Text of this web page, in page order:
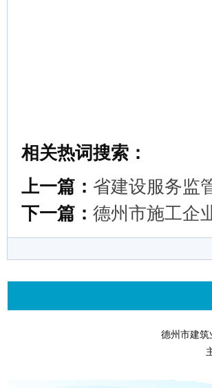
相关热词搜索：
上一篇： 省建设服务监
下一篇： 德州市施工企
德州市建筑